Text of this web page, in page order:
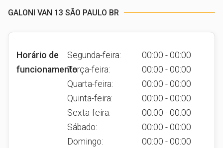
GALONI VAN 13 SÃO PAULO BR
Horário de
funcionamento
Segunda-feira:
00:00 - 00:00
Terça-feira:
00:00 - 00:00
Quarta-feira:
00:00 - 00:00
Quinta-feira:
00:00 - 00:00
Sexta-feira:
00:00 - 00:00
Sábado:
00:00 - 00:00
Domingo:
00:00 - 00:00